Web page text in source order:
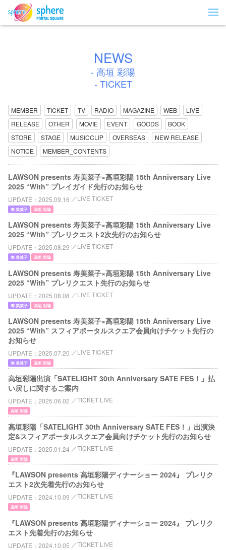
NEWS
- 高垣 彩陽
- TICKET
MEMBER TICKET TV RADIO MAGAZINE WEB
LIVE
RELEASE
OTHER MOVIE EVENT GOODS
BOOK
STORE
STAGE MUSICCLIP OVERSEAS
NEW RELEASE
NOTICE
MEMBER_CONTENTS
LAWSON presents 寿美菜子×高垣彩陽 15th Anniversary Live
2025 “With” プレイガイド先行のお知らせ
UPDATE 2025.09.16 LIVE TICKET
寿 美菜子 高垣 彩陽
LAWSON presents 寿美菜子×高垣彩陽 15th Anniversary Live
2025 “With” プレリクエスト2次先行のお知らせ
UPDATE 2025.08.29 LIVE TICKET
寿 美菜子 高垣 彩陽
LAWSON presents 寿美菜子×高垣彩陽 15th Anniversary Live
2025 “With” プレリクエスト先行のお知らせ
UPDATE 2025.08.08 LIVE TICKET
寿 美菜子 高垣 彩陽
LAWSON presents 寿美菜子×高垣彩陽 15th Anniversary Live
2025 “With” スフィアポータルスクエア会員向けチケット先行の
お知らせ
UPDATE 2025.07.20 LIVE TICKET
寿 美菜子 高垣 彩陽
高垣彩陽出演「SATELIGHT 30th Anniversary SATE FES！」払
い戻しに関するご案内
UPDATE 2025.06.02 TICKET LIVE
高垣 彩陽
高垣彩陽「SATELIGHT 30th Anniversary SATE FES！」出演決
定&スフィアポータルスクエア会員向けチケット先行のお知らせ
UPDATE 2025.01.24 TICKET LIVE
高垣 彩陽
『LAWSON presents 高垣彩陽ディナーショー 2024』 プレリク
エスト2次先着先行のお知らせ
UPDATE 2024.10.09 TICKET LIVE
高垣 彩陽
『LAWSON presents 高垣彩陽ディナーショー 2024』 プレリク
エスト先着先行のお知らせ
UPDATE 2024.10.05 TICKET LIVE